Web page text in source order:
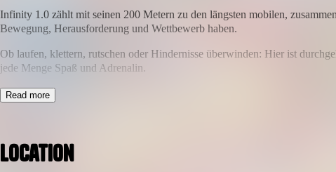
Infinity 1.0 zählt mit seinen 200 Metern zu den längsten mobilen,
Bewegung, Herausforderung und Wettbewerb haben.
Ob laufen, klettern, rutschen oder Hindernisse überwinden: Hier ist
jede Menge Spaß und Adrenalin.
Mit jedem Abschnitt steigt die Herausforderung, bis am Ende vor allem
200 Meter voller Hindernisse und Action
Read more
Location